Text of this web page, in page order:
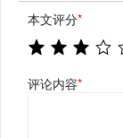
本文评分*
评论内容*